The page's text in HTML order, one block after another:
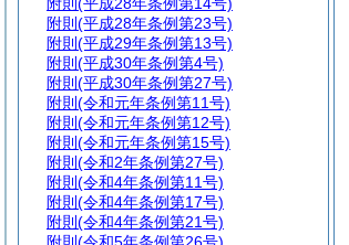
附則 (平成28年条例第23号)
附則 (平成29年条例第13号)
附則 (平成30年条例第4号)
附則 (平成30年条例第27号)
附則 (令和元年条例第11号)
附則 (令和元年条例第12号)
附則 (令和元年条例第15号)
附則 (令和2年条例第27号)
附則 (令和4年条例第11号)
附則 (令和4年条例第17号)
附則 (令和4年条例第21号)